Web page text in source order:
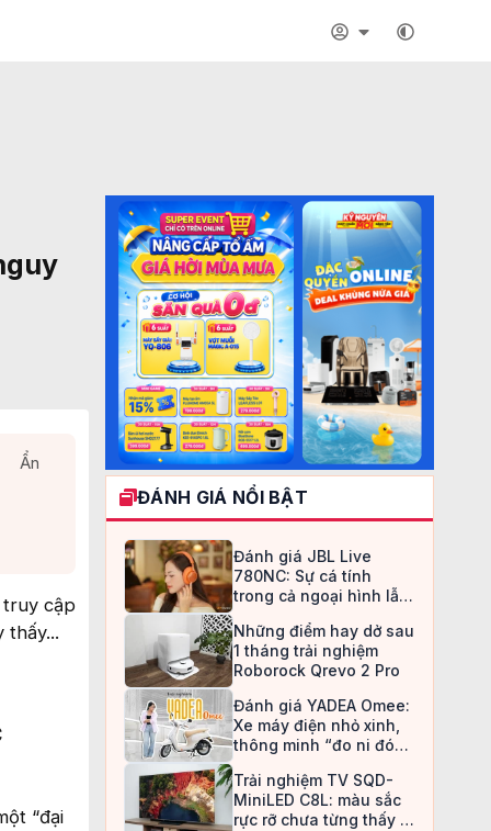
Ẩn
truy cập
thấy...
“đại
ĐÁNH GIÁ NỔI BẬT
Đánh giá JBL Live
780NC: Sự cá tính
trong cả ngoại hình lẫn
Những điểm hay dở sau
1 tháng trải nghiệm
Roborock Qrevo 2 Pro
Đánh giá YADEA Omee:
Xe máy điện nhỏ xinh,
thông minh “đo ni đóng
Trải nghiệm TV SQD-
MiniLED C8L: màu sắc
rực rỡ chưa từng thấy ở